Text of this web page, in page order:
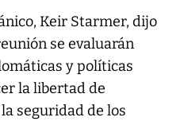
Keir Starmer, dijo
se evaluarán
y políticas
la libertad de
seguridad de los